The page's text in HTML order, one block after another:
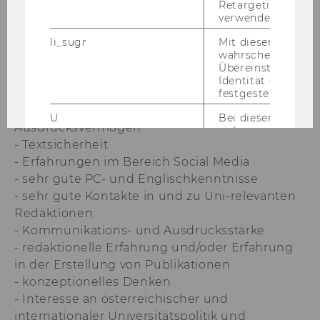
wirtschaftlichen und/oder publizistischem
- mehrjährige Erfahrung im PR-Bereich
Ausdrucksvermögen
- Textsicherheit
- Erfahrungen im Bereich Social Media
- sehr gute PC- und Englischkenntnisse
- sehr gute Kontakte in und zu Uni-relevanten
Redaktionen
- Kommunikations- und Ausdrucksstärke
- redaktionelle Erfahrung und/oder Erfahrung
in der Erstellung von Publikationen
- konzeptionelles Denken
- Interesse an österreichischer und
internationaler Universitätspolitik und
Retargeting und
verwendet wird.
li_sugr
Mit diesem
Identität eines
festgestellt.
U
Bei diesem
sich um eine
_guid
Mit diesem
LinkedIn Mitglied
über Google Ads
BizographicsOptOut
Ablehnungsstatus
Tracking durch
lidc
Auswahl des
von LinkedIn.